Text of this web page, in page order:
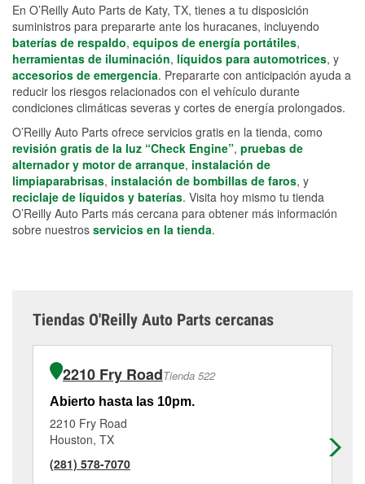
En O’Reilly Auto Parts de Katy, TX, tienes a tu disposición
suministros para prepararte ante los huracanes, incluyendo
baterías de respaldo, equipos de energía portátiles,
herramientas de iluminación, líquidos para automotrices, y
accesorios de emergencia. Prepararte con anticipación ayuda a
reducir los riesgos relacionados con el vehículo durante
condiciones climáticas severas y cortes de energía prolongados.
O’Reilly Auto Parts ofrece servicios gratis en la tienda, como
revisión gratis de la luz “Check Engine”, pruebas de
alternador y motor de arranque, instalación de
limpiaparabrisas, instalación de bombillas de faros, y
reciclaje de líquidos y baterías. Visita hoy mismo tu tienda
O’Reilly Auto Parts más cercana para obtener más información
sobre nuestros servicios en la tienda.
Tiendas O'Reilly Auto Parts cercanas
2210 Fry RoadTienda 522
Abierto hasta las 10pm.
2210 Fry Road
Houston, TX
(281) 578-7070